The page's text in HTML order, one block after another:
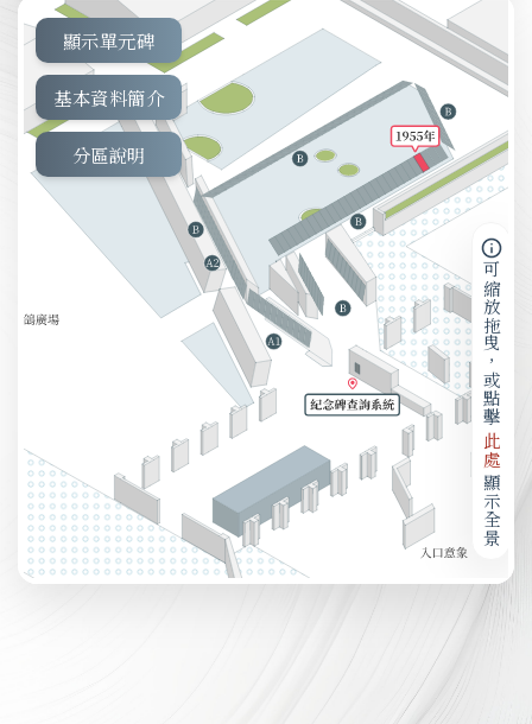
顯示單元碑
基本資料簡介
分區說明
可縮放拖曳，或點擊
此處
顯示全景